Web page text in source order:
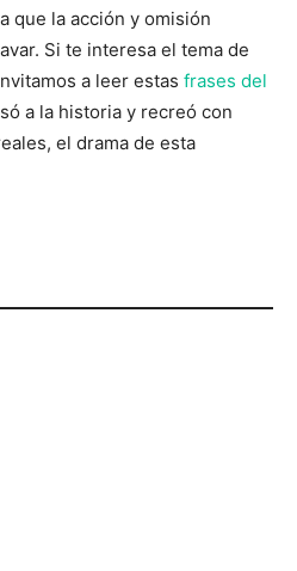
que la acción y omisión
Si te interesa el tema de
a leer estas frases del
a la historia y recreó con
el drama de esta